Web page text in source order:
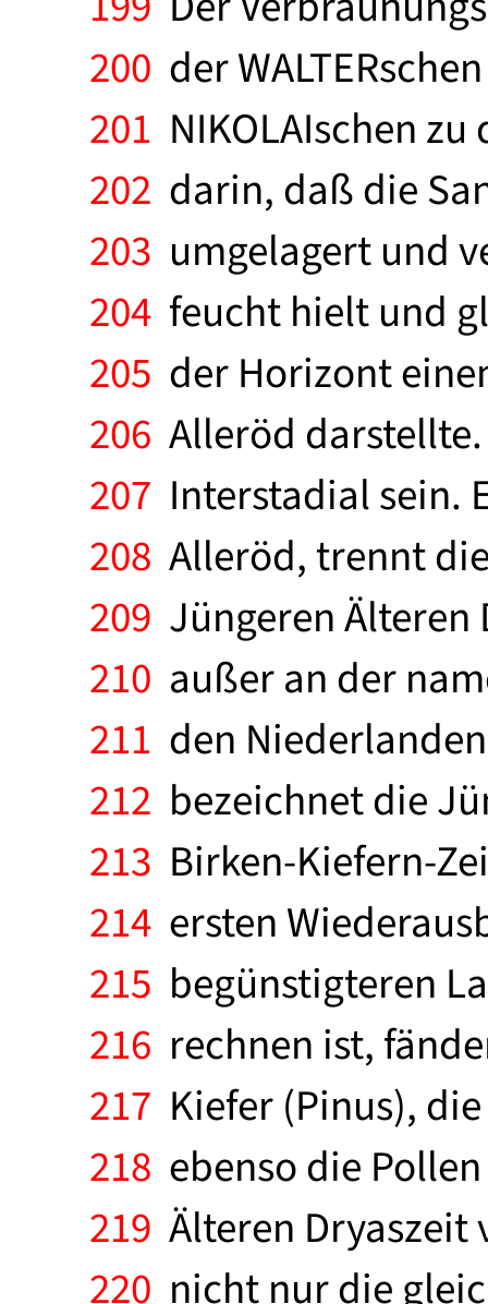
200 der
201 NIKOLAIschen
202 darin, daß die
203 umgelagert und
204 feucht hielt und
205 der Horizont
206 Alleröd
207 Interstadial sein.
208 Alleröd, trennt
209 Jüngeren Älteren
210 außer an der
211 den
212 bezeichnet die
213 Birken-Kiefern-
214 ersten
215 begünstigteren
216 rechnen ist,
217 Kiefer (Pinus),
218 ebenso die
219 Älteren
220 nicht nur die